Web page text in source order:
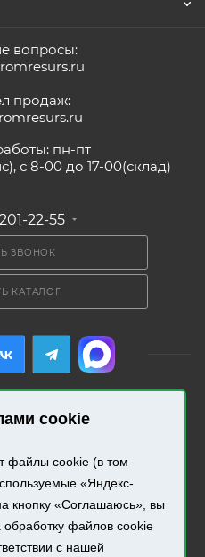
cookie
файлы cookie (в том
«Яндекс-
кнопку «Соглашаюсь», вы
обработку файлов cookie
с нашей
вопросы:
продаж:
пн-пт
с 8-00 до 17-00(склад)
22-55
ЗВОНОК
КАТАЛОГ
Все права защищены.
сайта.